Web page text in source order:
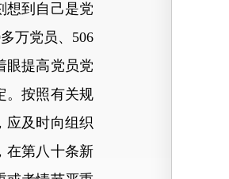
到自己是党
万党员、506
眼提高党员党
。按照有关规
应及时向组织
在第八十条新